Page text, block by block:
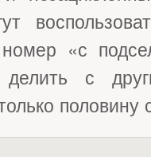
«с
делить с
половину